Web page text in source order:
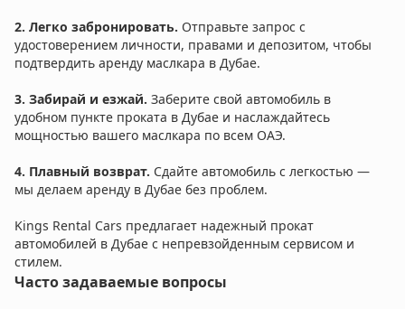
2. Легко забронировать. Отправьте запрос с
удостоверением личности, правами и депозитом, чтобы
подтвердить аренду маслкара в Дубае.
3. Забирай и езжай. Заберите свой автомобиль в
удобном пункте проката в Дубае и наслаждайтесь
мощностью вашего маслкара по всем ОАЭ.
4. Плавный возврат. Сдайте автомобиль с легкостью —
мы делаем аренду в Дубае без проблем.
Kings Rental Cars предлагает надежный прокат
автомобилей в Дубае с непревзойденным сервисом и
стилем.
Часто задаваемые вопросы